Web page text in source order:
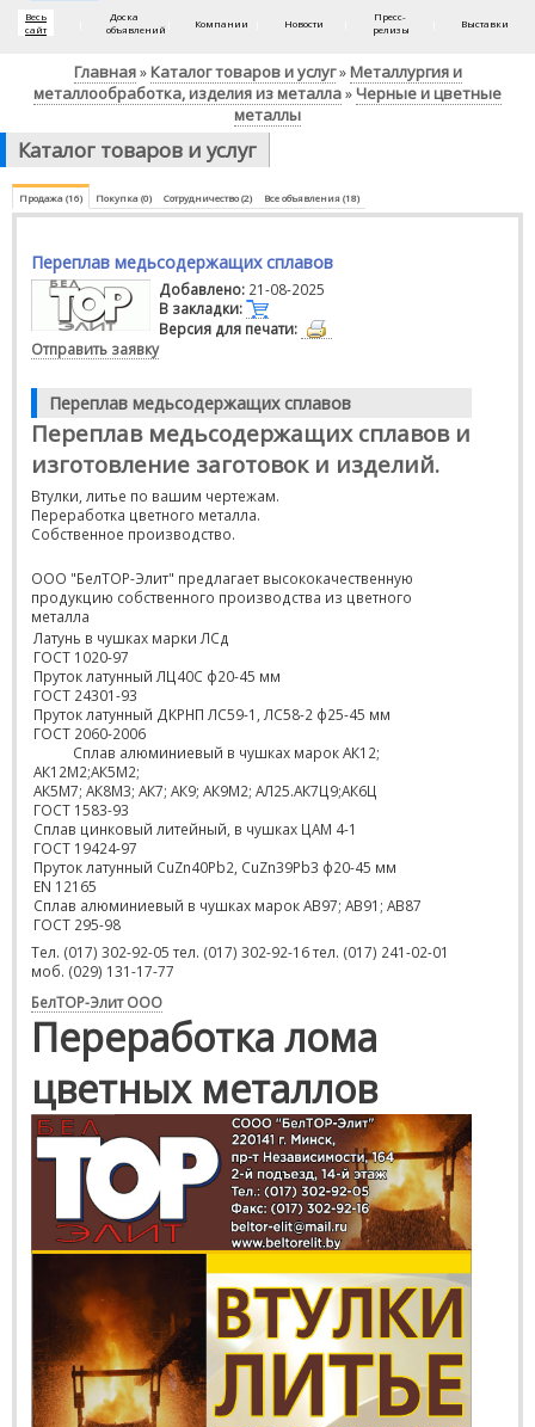
Весь
сайт
Доска
объявлений
Компании Новости
Пресс-
релизы
Выставки
Главная» Каталог товаров и услуг» Металлургия и
металлообработка, изделия из металла» Черные и цветные
металлы
Каталог товаров и услуг
Продажа (16) Покупка (0) Сотрудничество (2) Все объявления (18)
Переплав медьсодержащих сплавов
Добавлено: 21-08-2025
В закладки:
Версия для печати:
Отправить заявку
Переплав медьсодержащих сплавов
Переплав медьсодержащих сплавов и
изготовление заготовок и изделий.
Втулки, литье по вашим чертежам.
Переработка цветного металла.
Собственное производство.
ООО "БелТОР-Элит" предлагает высококачественную
продукцию собственного производства из цветного
металла
Латунь в чушках марки ЛСд
ГОСТ 1020-97
Пруток латунный ЛЦ40С ф20-45 мм
ГОСТ 24301-93
Пруток латунный ДКРНП ЛС59-1, ЛС58-2 ф25-45 мм
ГОСТ 2060-2006
Сплав алюминиевый в чушках марок АК12;
АК12М2;АК5М2;
АК5М7; АК8М3; АК7; АК9; АК9М2; АЛ25.АК7Ц9;АК6Ц
ГОСТ 1583-93
Сплав цинковый литейный, в чушках ЦАМ 4-1
ГОСТ 19424-97
Пруток латунный CuZn40Pb2, CuZn39Pb3 ф20-45 мм
EN 12165
Сплав алюминиевый в чушках марок АВ97; АВ91; АВ87
ГОСТ 295-98
Тел. (017) 302-92-05 тел. (017) 302-92-16 тел. (017) 241-02-01
моб. (029) 131-17-77
БелТОР-Элит ООО
Переработка лома
цветных металлов